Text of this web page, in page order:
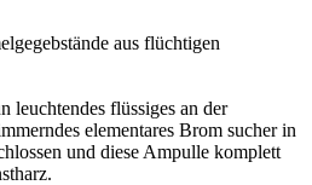
aus flüchtigen
leuchtendes flüssiges an der
elementares Brom sucher in
und diese Ampulle komplett